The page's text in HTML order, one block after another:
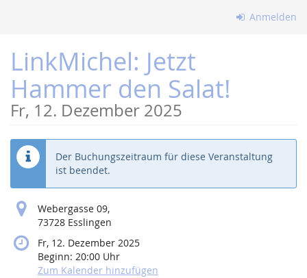
springen
Anmelden
LinkMichel: Jetzt
Hammer den Salat!
Fr, 12. Dezember 2025
Der Buchungszeitraum für diese Veranstaltung
ist beendet.
Webergasse 09,
73728 Esslingen
Fr, 12. Dezember 2025
Beginn: 20:00 Uhr
Zum Kalender hinzufügen